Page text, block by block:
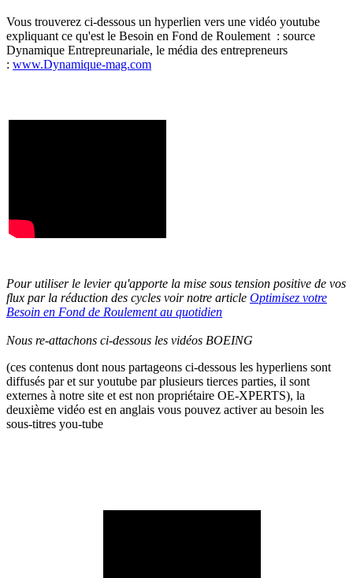
Vous trouverez ci-dessous un hyperlien vers une vidéo youtube
expliquant ce qu'est le Besoin en Fond de Roulement : source
Dynamique Entrepreunariale, le média des entrepreneurs
: www.Dynamique-mag.com
Pour utiliser le levier qu'apporte la mise sous tension positive de vos
flux par la réduction des cycles voir notre article Optimisez votre
Besoin en Fond de Roulement au quotidien
Nous re-attachons ci-dessous les vidéos BOEING
(ces contenus dont nous partageons ci-dessous les hyperliens sont
diffusés par et sur youtube par plusieurs tierces parties, il sont
externes à notre site et est non propriétaire OE-XPERTS), la
deuxième vidéo est en anglais vous pouvez activer au besoin les
sous-titres you-tube